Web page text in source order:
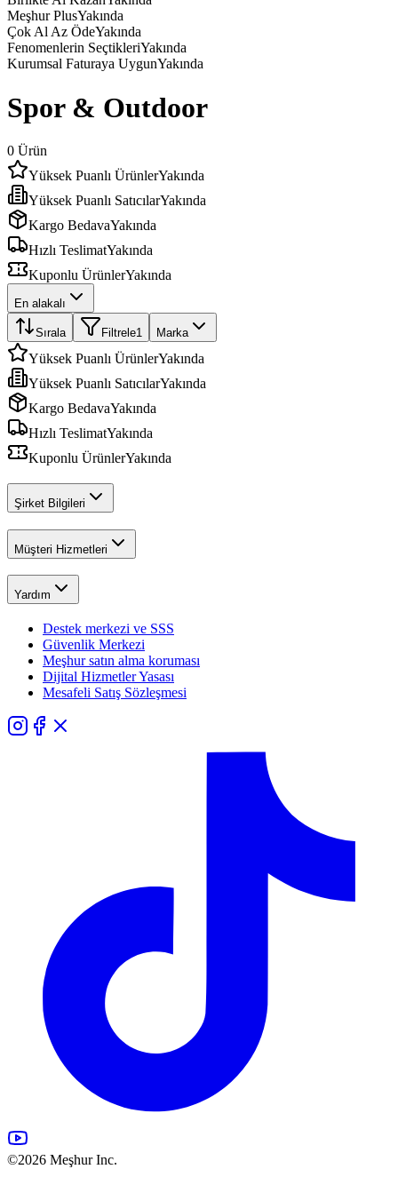
Meşhur PlusYakında
Çok Al Az ÖdeYakında
Fenomenlerin SeçtikleriYakında
Kurumsal Faturaya UygunYakında
Spor & Outdoor
0 Ürün
Yüksek Puanlı ÜrünlerYakında
Yüksek Puanlı SatıcılarYakında
Kargo BedavaYakında
Hızlı TeslimatYakında
Kuponlu ÜrünlerYakında
En alakalı
Sırala Filtrele1 Marka
Yüksek Puanlı ÜrünlerYakında
Yüksek Puanlı SatıcılarYakında
Kargo BedavaYakında
Hızlı TeslimatYakında
Kuponlu ÜrünlerYakında
Şirket Bilgileri
Müşteri Hizmetleri
Yardım
Destek merkezi ve SSS
Güvenlik Merkezi
Meşhur satın alma koruması
Dijital Hizmetler Yasası
Mesafeli Satış Sözleşmesi
©2026 Meşhur Inc.